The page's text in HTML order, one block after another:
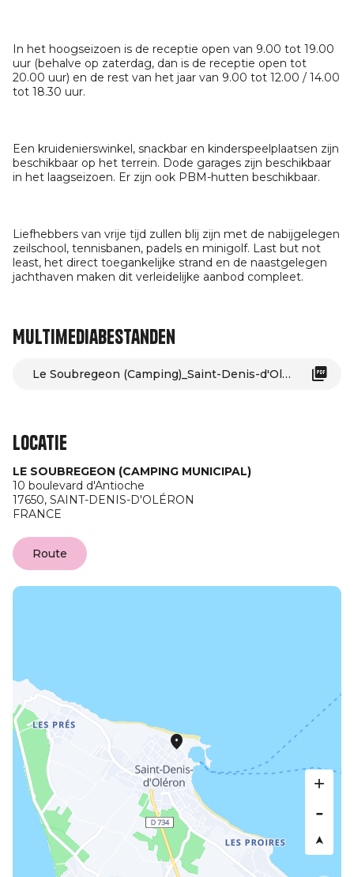
In het hoogseizoen is de receptie open van 9.00 tot 19.00
uur (behalve op zaterdag, dan is de receptie open tot
20.00 uur) en de rest van het jaar van 9.00 tot 12.00 / 14.00
tot 18.30 uur.
Een kruidenierswinkel, snackbar en kinderspeelplaatsen zijn
beschikbaar op het terrein. Dode garages zijn beschikbaar
in het laagseizoen. Er zijn ook PBM-hutten beschikbaar.
Liefhebbers van vrije tijd zullen blij zijn met de nabijgelegen
zeilschool, tennisbanen, padels en minigolf. Last but not
least, het direct toegankelijke strand en de naastgelegen
jachthaven maken dit verleidelijke aanbod compleet.
Multimediabestanden
Le Soubregeon (Camping)_Saint-Denis-d'Oléron
Locatie
LE SOUBREGEON (CAMPING MUNICIPAL)
10 boulevard d'Antioche
17650, SAINT-DENIS-D'OLÉRON
FRANCE
Route